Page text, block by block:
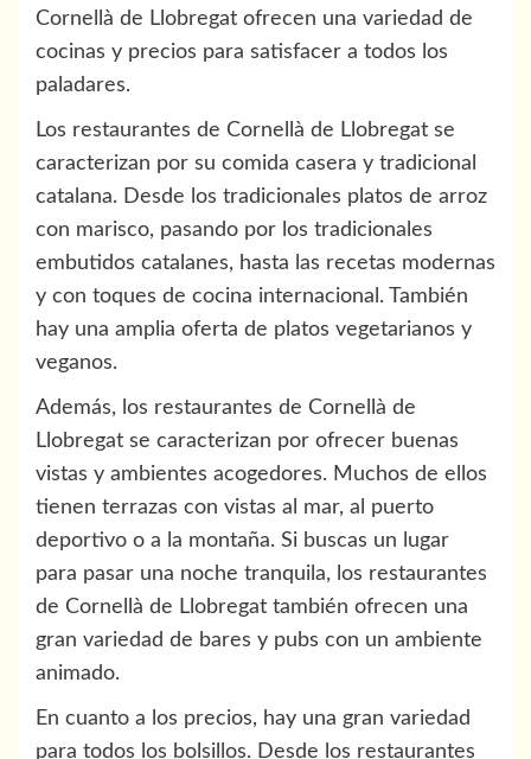
Cornellà de Llobregat ofrecen una variedad de
cocinas y precios para satisfacer a todos los
paladares.
Los restaurantes de Cornellà de Llobregat se
caracterizan por su comida casera y tradicional
catalana. Desde los tradicionales platos de arroz
con marisco, pasando por los tradicionales
embutidos catalanes, hasta las recetas modernas
y con toques de cocina internacional. También
hay una amplia oferta de platos vegetarianos y
veganos.
Además, los restaurantes de Cornellà de
Llobregat se caracterizan por ofrecer buenas
vistas y ambientes acogedores. Muchos de ellos
tienen terrazas con vistas al mar, al puerto
deportivo o a la montaña. Si buscas un lugar
para pasar una noche tranquila, los restaurantes
de Cornellà de Llobregat también ofrecen una
gran variedad de bares y pubs con un ambiente
animado.
En cuanto a los precios, hay una gran variedad
para todos los bolsillos. Desde los restaurantes